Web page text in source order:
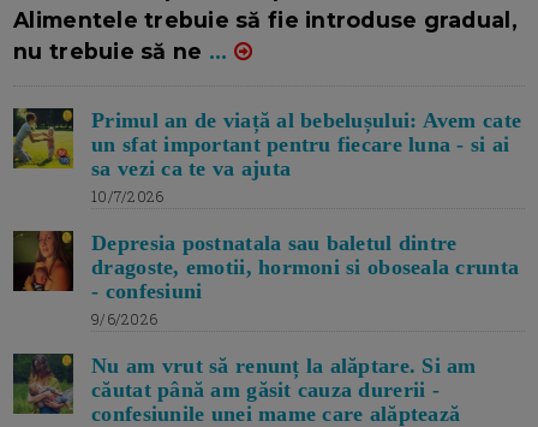
Alimentele trebuie să fie introduse gradual,
nu trebuie să ne ...
Primul an de viață al bebelușului: Avem cate
un sfat important pentru fiecare luna - si ai
sa vezi ca te va ajuta
10/7/2026
Depresia postnatala sau baletul dintre
dragoste, emotii, hormoni si oboseala crunta
- confesiuni
9/6/2026
Nu am vrut să renunț la alăptare. Si am
căutat până am găsit cauza durerii -
confesiunile unei mame care alăptează